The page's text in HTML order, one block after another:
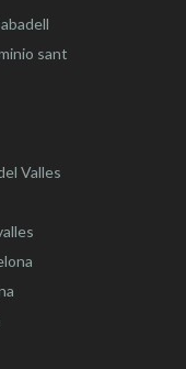
sant
Valles